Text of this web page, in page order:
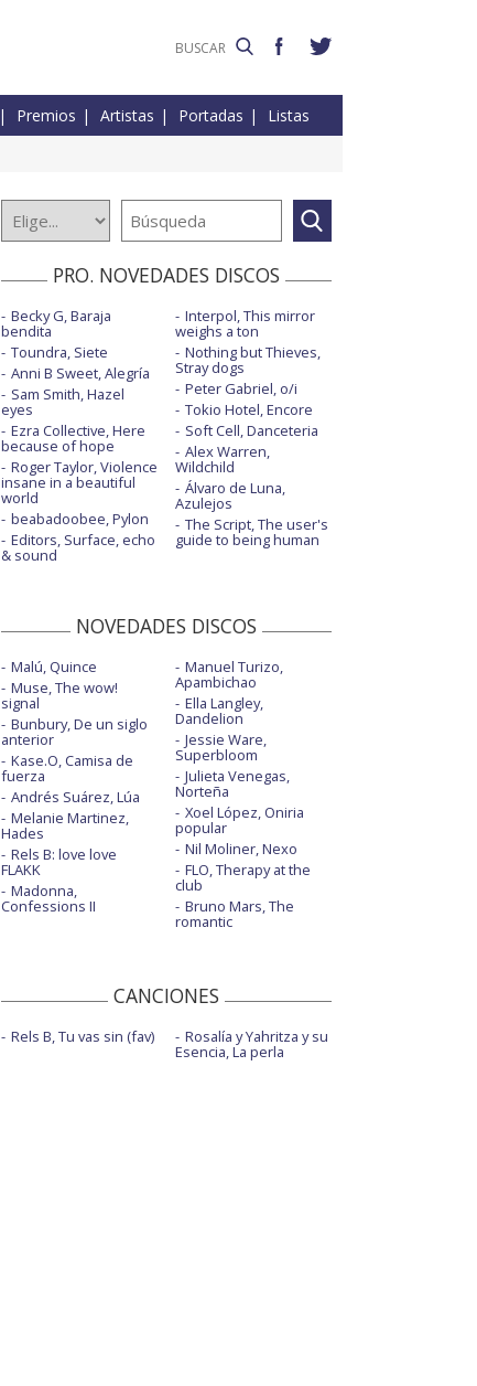
Premios Artistas Portadas Listas
PRO. NOVEDADES DISCOS
Becky G, Baraja
bendita
Toundra, Siete
Anni B Sweet, Alegría
Sam Smith, Hazel
eyes
Ezra Collective, Here
because of hope
Roger Taylor, Violence
insane in a beautiful
world
beabadoobee, Pylon
Editors, Surface, echo
& sound
Interpol, This mirror
weighs a ton
Nothing but Thieves,
Stray dogs
Peter Gabriel, o/i
Tokio Hotel, Encore
Soft Cell, Danceteria
Alex Warren,
Wildchild
Álvaro de Luna,
Azulejos
The Script, The user's
guide to being human
NOVEDADES DISCOS
Malú, Quince
Muse, The wow!
signal
Bunbury, De un siglo
anterior
Kase.O, Camisa de
fuerza
Andrés Suárez, Lúa
Melanie Martinez,
Hades
Rels B: love love
FLAKK
Madonna,
Confessions II
Manuel Turizo,
Apambichao
Ella Langley,
Dandelion
Jessie Ware,
Superbloom
Julieta Venegas,
Norteña
Xoel López, Oniria
popular
Nil Moliner, Nexo
FLO, Therapy at the
club
Bruno Mars, The
romantic
CANCIONES
Rels B, Tu vas sin (fav) Rosalía y Yahritza y su
Esencia, La perla